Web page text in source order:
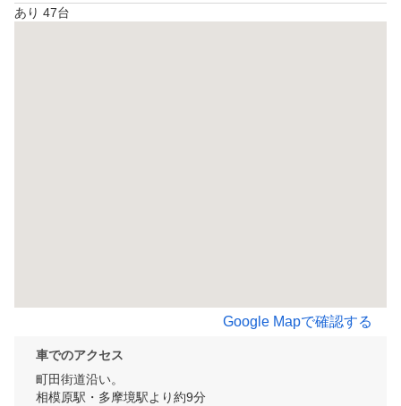
あり 47台
Google Mapで確認する
車でのアクセス
町田街道沿い。
相模原駅・多摩境駅より約9分